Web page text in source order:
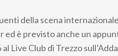
della scena
ed è previsto anche un
Live Club di Trezzo